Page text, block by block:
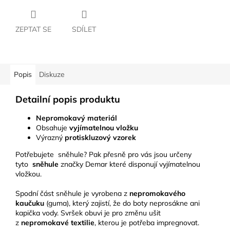
ZEPTAT SE SDÍLET
Popis Diskuze
Detailní popis produktu
Nepromokavý materiál
Obsahuje vyjímatelnou vložku
Výrazný protiskluzový vzorek
Potřebujete sněhule? Pak přesně pro vás jsou určeny
tyto sněhule značky Demar které disponují vyjímatelnou
vložkou.
Spodní část sněhule je vyrobena z nepromokavého
kaučuku (guma), který zajistí, že do boty neprosákne ani
kapička vody. Svršek obuvi je pro změnu ušit
z nepromokavé textilie, kterou je potřeba impregnovat.